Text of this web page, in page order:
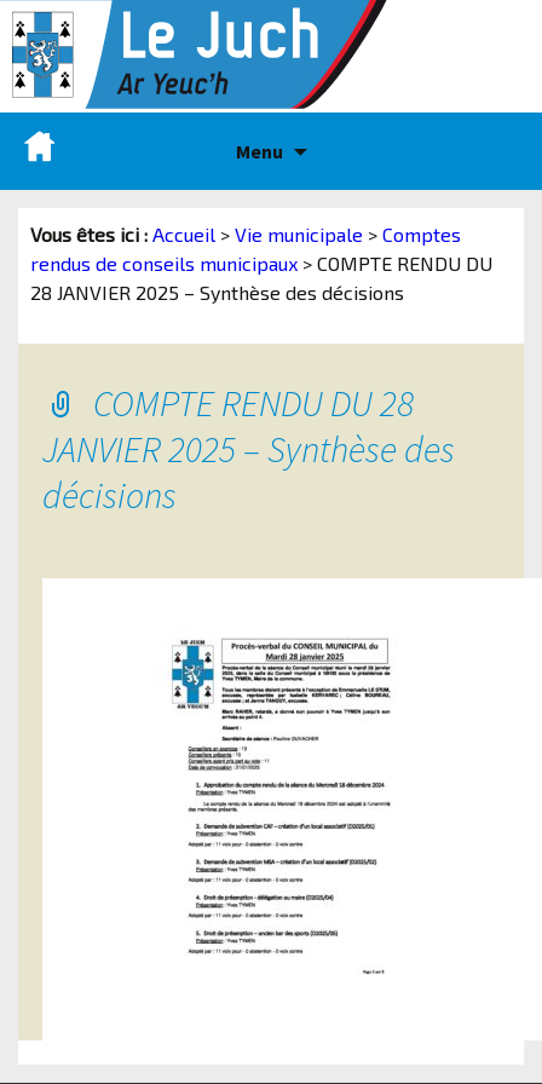
Menu
Vous êtes ici : Accueil > Vie municipale > Comptes
rendus de conseils municipaux > COMPTE RENDU DU
28 JANVIER 2025 – Synthèse des décisions
COMPTE RENDU DU 28
JANVIER 2025 – Synthèse des
décisions